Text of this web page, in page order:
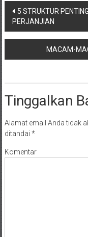
NTT/
Balik
papan/
Barat/
Kalimantan
Selatan/
Samarinda/Jawa
Barat/
Timur/
Navigasi
pos
5 STRUKTUR
PERJANJIAN
MACAM-
Tinggalkan
Alamat email Anda tidak
ditandai *
Komentar